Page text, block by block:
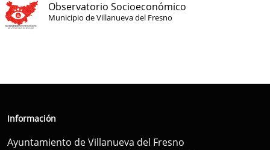
Observatorio Socioeconómico
Municipio de Villanueva del Fresno
Información
Ayuntamiento de Villanueva del Fresno